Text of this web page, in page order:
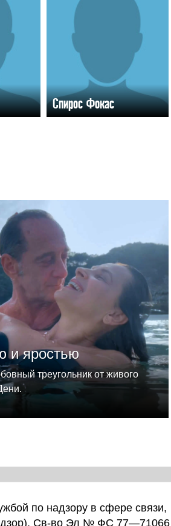
Спирос Фокас
и яростью
треугольник от живого
по надзору в сфере связи,
Св-во Эл № ФС 77—71066